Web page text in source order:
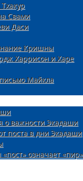
Свами
Даси
Кришны
Харрисон и Харе
Майкла
о важности Экадаши
поста в дни Экадаши
означает «пир»